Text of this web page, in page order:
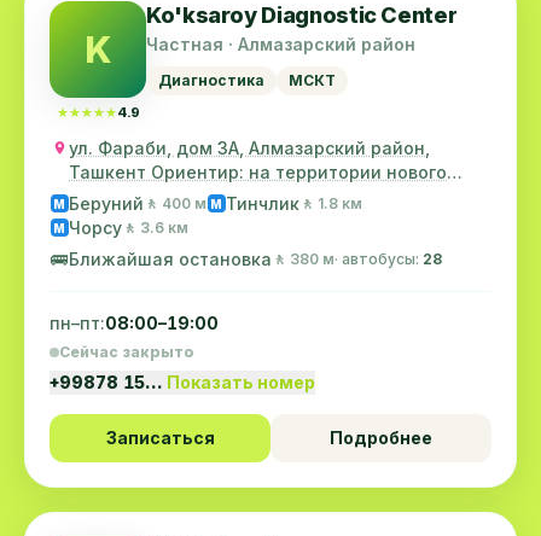
K
★★★★★
★★★★★4.9
Ko'ksaroy Diagnostic Center
Частная · Алмазарский район
Диагностика МСКТ
ул. Фараби, дом 3А, Алмазарский район,
Ташкент Ориентир: на территории нового
ТашМИ
M Беруний 🚶 400 м M Тинчлик 🚶 1.8 км
M Чорсу 🚶 3.6 км
🚌Ближайшая остановка 🚶 380 м· автобусы: 28
пн–пт:08:00–19:00
Сейчас закрыто
+99878 15… Показать номер
Записаться Подробнее